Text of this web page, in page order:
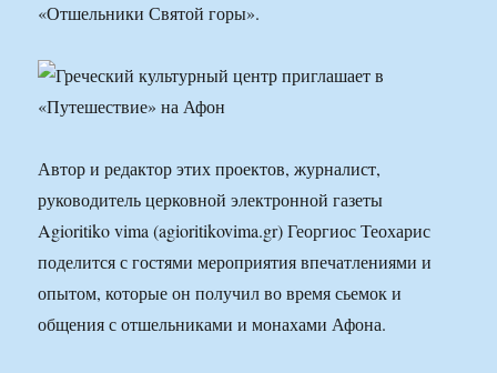
«Отшельники Святой горы».
Автор и редактор этих проектов, журналист,
руководитель церковной электронной газеты
Agioritiko vima (agioritikovima.gr) Георгиос Теохарис
поделится с гостями мероприятия впечатлениями и
опытом, которые он получил во время сьемок и
общения с отшельниками и монахами Афона.